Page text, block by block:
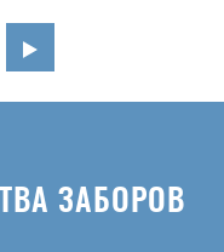
ЗАБОРОВ